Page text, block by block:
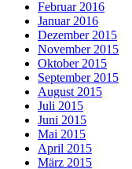
Februar 2016
Januar 2016
Dezember 2015
November 2015
Oktober 2015
September 2015
August 2015
Juli 2015
Juni 2015
Mai 2015
April 2015
März 2015